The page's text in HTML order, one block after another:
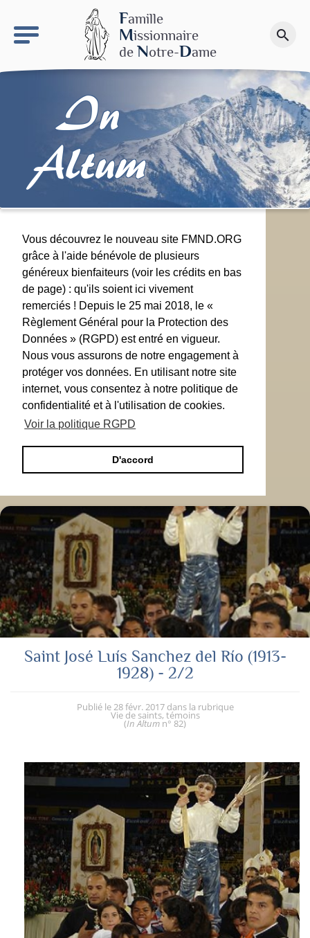
Famille
Missionnaire
de Notre-Dame
search
Faire un don
In
Altum
Vous découvrez le nouveau site FMND.ORG
grâce à l'aide bénévole de plusieurs
généreux bienfaiteurs (voir les crédits en bas
de page) : qu'ils soient ici vivement
remerciés ! Depuis le 25 mai 2018, le «
Règlement Général pour la Protection des
Données » (RGPD) est entré en vigueur.
Nous vous assurons de notre engagement à
protéger vos données. En utilisant notre site
internet, vous consentez à notre politique de
confidentialité et à l'utilisation de cookies.
Voir la politique RGPD
D'accord
Saint José Luís Sanchez del Río (1913-
1928) - 2/2
Publié le28 févr. 2017 dans la rubrique
Vie de saints, témoins
(In Altumn° 82)